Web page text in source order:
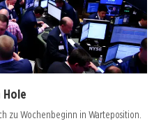
zu Wochenbeginn in Warteposition.